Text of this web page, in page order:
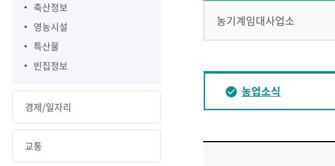
축산정보
영농시설
특산물
빈집정보
경제/일자리
교통
농기계임대사업소
농업소식